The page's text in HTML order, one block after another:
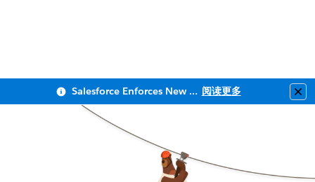
Salesforce Enforces New Security Requirements in Summer 2026 阅读更多